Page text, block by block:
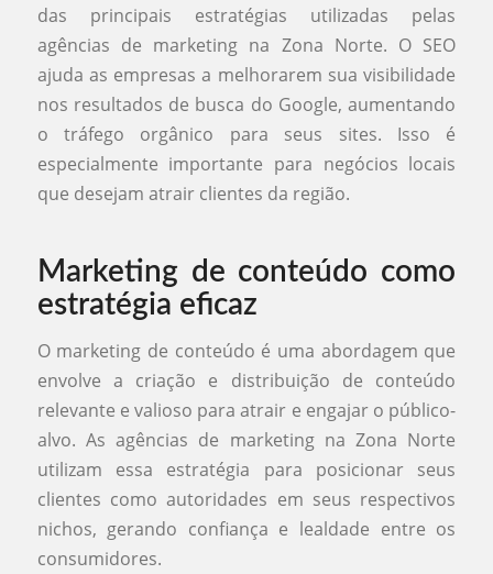
das principais estratégias utilizadas pelas
agências de marketing na Zona Norte. O SEO
ajuda as empresas a melhorarem sua visibilidade
nos resultados de busca do Google, aumentando
o tráfego orgânico para seus sites. Isso é
especialmente importante para negócios locais
que desejam atrair clientes da região.
Marketing de conteúdo como
estratégia eficaz
O marketing de conteúdo é uma abordagem que
envolve a criação e distribuição de conteúdo
relevante e valioso para atrair e engajar o público-
alvo. As agências de marketing na Zona Norte
utilizam essa estratégia para posicionar seus
clientes como autoridades em seus respectivos
nichos, gerando confiança e lealdade entre os
consumidores.